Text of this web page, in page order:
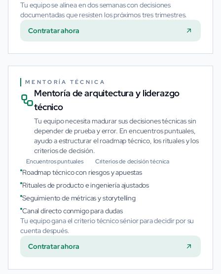
Tu equipo se alinea en dos semanas con decisiones
documentadas que resisten los próximos tres trimestres.
Contratar ahora
MENTORÍA TÉCNICA
Mentoría de arquitectura y liderazgo
técnico
Tu equipo necesita madurar sus decisiones técnicas sin
depender de prueba y error. En encuentros puntuales,
ayudo a estructurar el roadmap técnico, los rituales y los
criterios de decisión.
Encuentros puntuales Criterios de decisión técnica
Roadmap técnico con riesgos y apuestas
Rituales de producto e ingeniería ajustados
Seguimiento de métricas y storytelling
Canal directo conmigo para dudas
Tu equipo gana el criterio técnico sénior para decidir por su
cuenta después.
Contratar ahora